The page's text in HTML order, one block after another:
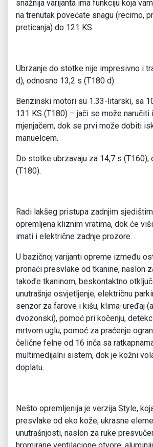
snažnija varijanta ima funkciju koja
na trenutak povećate snagu (recimo,
preticanja) do 121 KS.
Ubrzanje do stotke nije impresivno i
d), odnosno 13,2 s (T180 d).
Benzinski motori su 1.33-litarski, sa
131 KS (T180) – jači se može naručiti
mjenjačem, dok se prvi može dobiti
manuelcem.
Do stotke ubrzavaju za 14,7 s (T160),
(T180).
Radi lakšeg pristupa zadnjim
opremljena kliznim vratima, dok će
imati i električne zadnje prozore.
U bazičnoj varijanti opreme između
pronaći presvlake od tkanine, naslon
takođe tkaninom, beskontaktno
unutrašnje osvjetljenje, električnu
senzor za farove i kišu, klima-uređaj
dvozonski), pomoć pri kočenju,
mrtvom uglu, pomoć za praćenje
čelične felne od 16 inča sa
multimedijalni sistem, dok je kožni
doplatu.
Nešto opremljenija je verzija Style,
presvlake od eko kože, ukrasne
unutrašnjosti, naslon za ruke